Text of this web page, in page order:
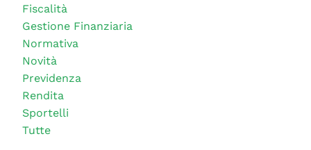
Fiscalità
Gestione Finanziaria
Normativa
Novità
Previdenza
Rendita
Sportelli
Tutte